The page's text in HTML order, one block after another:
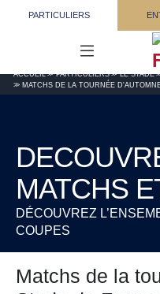
PARTICULIERS
ACCUEIL PARTICULIERS LE STADE
MATCHS DE LA TOURNÉE
MATCHS
DÉCOUVREZ
COUPES
Matchs de la